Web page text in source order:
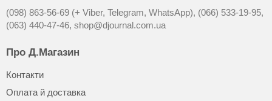
(098) 863-56-69 (+ Viber, Telegram, WhatsApp), (066) 533-19-95,
(063) 440-47-46, shop@djournal.com.ua
Про Д.Магазин
Контакти
Оплата й доставка